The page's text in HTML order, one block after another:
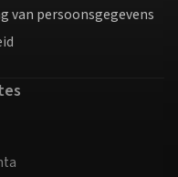
van persoonsgegevens